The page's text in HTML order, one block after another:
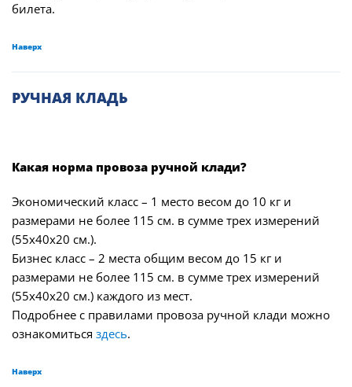
билета.
Наверх
РУЧНАЯ КЛАДЬ
Какая норма провоза ручной клади?
Экономический класс – 1 место весом до 10 кг и
размерами не более 115 см. в сумме трех измерений
(55х40х20 см.).
Бизнес класс – 2 места общим весом до 15 кг и
размерами не более 115 см. в сумме трех измерений
(55х40х20 см.) каждого из мест.
Подробнее с правилами провоза ручной клади можно
ознакомиться здесь.
Наверх